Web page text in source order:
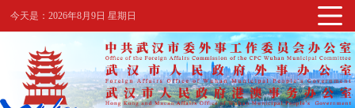
今天是：2026年8月9日 星期日